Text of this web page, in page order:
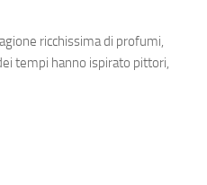
ricchissima di profumi,
tempi hanno ispirato pittori,